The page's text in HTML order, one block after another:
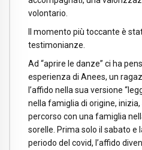
volontario.
Il momento più toccante è
testimonianze.
Ad “aprire le danze” ci ha
esperienza di Anees, un
l’affido nella sua versione
nella famiglia di origine,
percorso con una famiglia
sorelle. Prima solo il sabato e
periodo del covid, l’affido